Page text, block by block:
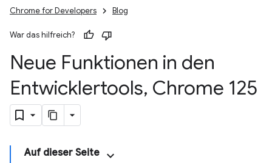
Chrome for Developers Blog
War das hilfreich?
Neue Funktionen in den
Entwicklertools, Chrome 125
Auf dieser Seite